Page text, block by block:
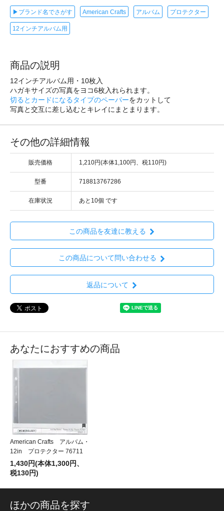
▶ブランド名でさがす American Crafts アルバム プロテクター
12インチアルバム用
商品の説明
12インチアルバム用・10枚入
ハガキサイズの写真をヨコ6枚入れられます。
切るとカードになるタイプのペーパーをカットして
写真と交互に差し込むとキレイにまとまります。
その他の詳細情報
販売価格 1,210円(本体1,100円、税110円)
型番 718813767286
在庫状況 あと10個 です
この商品を友達に教える
この商品について問い合わせる
返品について
あなたにおすすめの商品
American Crafts アルバム・
12in プロテクター 76711
1,430円(本体1,300円、
税130円)
ほかの商品を探す